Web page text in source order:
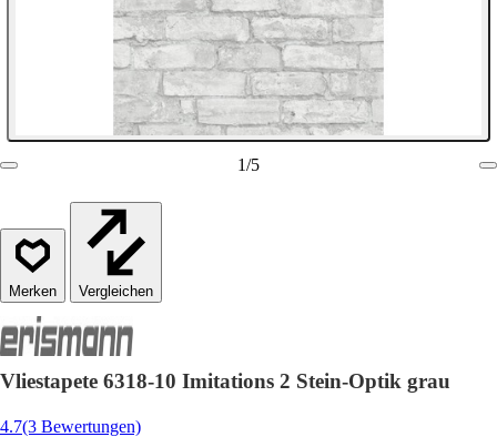
1/5
Vergleichen
Vliestapete 6318-10 Imitations 2 Stein-Optik grau
4.7(3 Bewertungen)